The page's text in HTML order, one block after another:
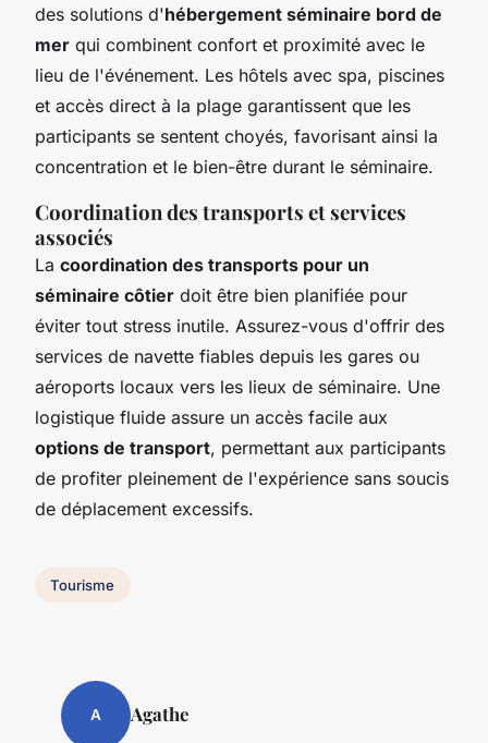
des solutions d'hébergement séminaire bord de
mer qui combinent confort et proximité avec le
lieu de l'événement. Les hôtels avec spa, piscines
et accès direct à la plage garantissent que les
participants se sentent choyés, favorisant ainsi la
concentration et le bien-être durant le séminaire.
Coordination des transports et services
associés
La coordination des transports pour un
séminaire côtier doit être bien planifiée pour
éviter tout stress inutile. Assurez-vous d'offrir des
services de navette fiables depuis les gares ou
aéroports locaux vers les lieux de séminaire. Une
logistique fluide assure un accès facile aux
options de transport, permettant aux participants
de profiter pleinement de l'expérience sans soucis
de déplacement excessifs.
Tourisme
A Agathe